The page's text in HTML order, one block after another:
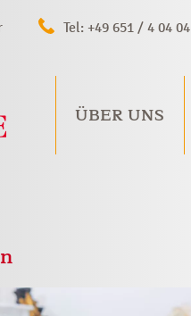
Tel: +49 651 / 4 04 04
ÜBER UNS